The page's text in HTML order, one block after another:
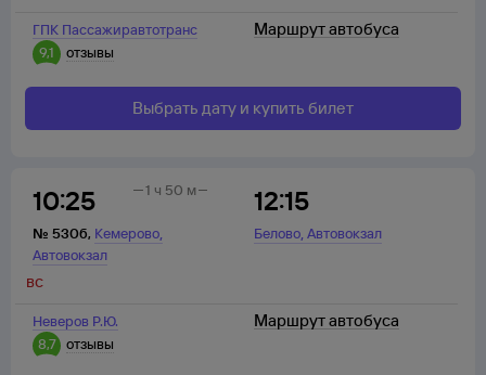
ГПК Пассажиравтотранс
9,1
отзывы
Маршрут автобуса
Выбрать дату и купить билет
10:25
№ 530б, Кемерово,
Автовокзал
12:15
Белово,Автовокзал
1 ч 50 м
Неверов Р.Ю.
8,7 отзывы
вс
Маршрут автобуса